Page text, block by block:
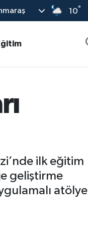
10°
ilk eğitim
geliştirme
atölye